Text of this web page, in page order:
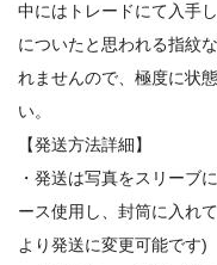
中にはトレードにて入手
についたと思われる指紋
れませんので、極度に状
い。
【発送方法詳細】
・発送は写真をスリーブ
ース使用し、封筒に入れ
より発送に変更可能です)